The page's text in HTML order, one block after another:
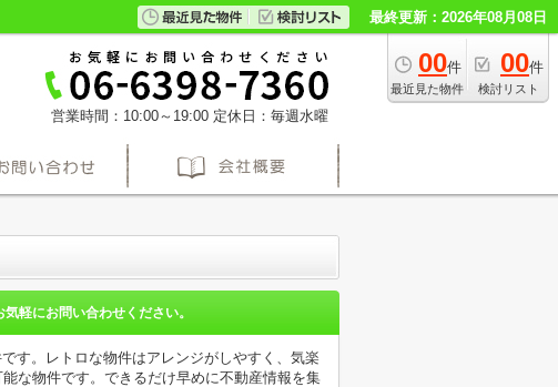
最終更新：2026年08月08日
00件
最近見た物件
00件
検討リスト
営業時間：10:00～19:00 定休日：毎週水曜
軽にお問い合わせください。
す。レトロな物件はアレンジがしやすく、気楽
な物件です。できるだけ早めに不動産情報を集